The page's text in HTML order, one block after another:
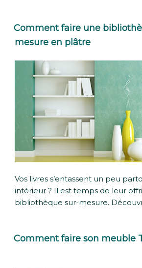
Comment faire une
mesure en plâtre
Vos livres s’entassent un peu
intérieur ? Il est temps de leur
bibliothèque sur-mesure.
Comment faire son meuble